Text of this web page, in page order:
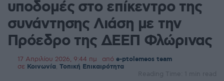
υποδομές στο επίκεντρο της
συνάντησης Λιάση με την
Πρόεδρο της ΔΕΕΠ Φλώρινας
17 Απριλίου 2026, 9:44 πμ από e-ptolemeos team
σε Κοινωνία Τοπική Επικαιρότητα
Reading Time: 1 min read